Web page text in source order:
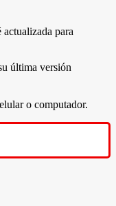
para
última versión
o computador.